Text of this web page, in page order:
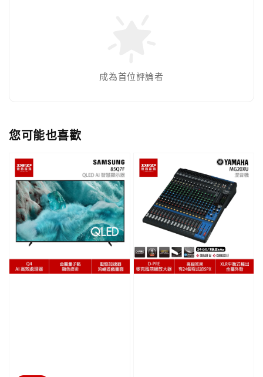
成為首位評論者
您可能也喜歡